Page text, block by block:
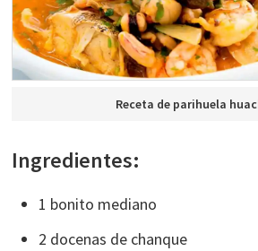
Receta de parihuela
Ingredientes:
1 bonito mediano
2 docenas de chanque